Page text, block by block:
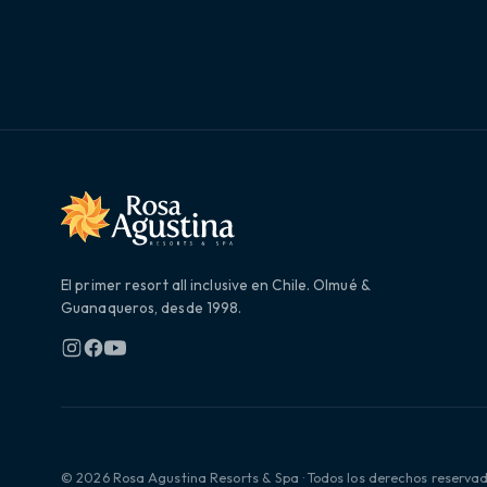
El primer resort all inclusive en Chile. Olmué &
Guanaqueros, desde 1998.
© 2026 Rosa Agustina Resorts & Spa · Todos los derechos